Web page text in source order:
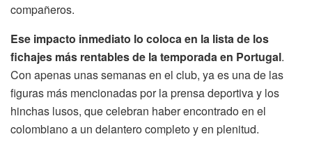
compañeros.
Ese impacto inmediato lo coloca en la lista de los
fichajes más rentables de la temporada en Portugal.
Con apenas unas semanas en el club, ya es una de las
figuras más mencionadas por la prensa deportiva y los
hinchas lusos, que celebran haber encontrado en el
colombiano a un delantero completo y en plenitud.